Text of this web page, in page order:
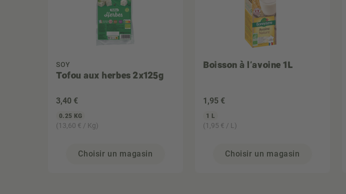
SOY
Tofou aux herbes 2x125g
3,40 €
0.25 KG
(13,60 € / Kg)
Choisir un magasin
Boisson à l'avoine 1L
1 ,95 €
1 L
(1,95 € / L)
Choisir un magasin